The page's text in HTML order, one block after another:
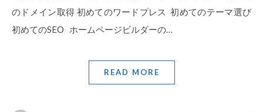
のドメイン取得 初めてのワードプレス 初めてのテーマ選び
初めてのSEO ホームページビルダーの…
READ MORE